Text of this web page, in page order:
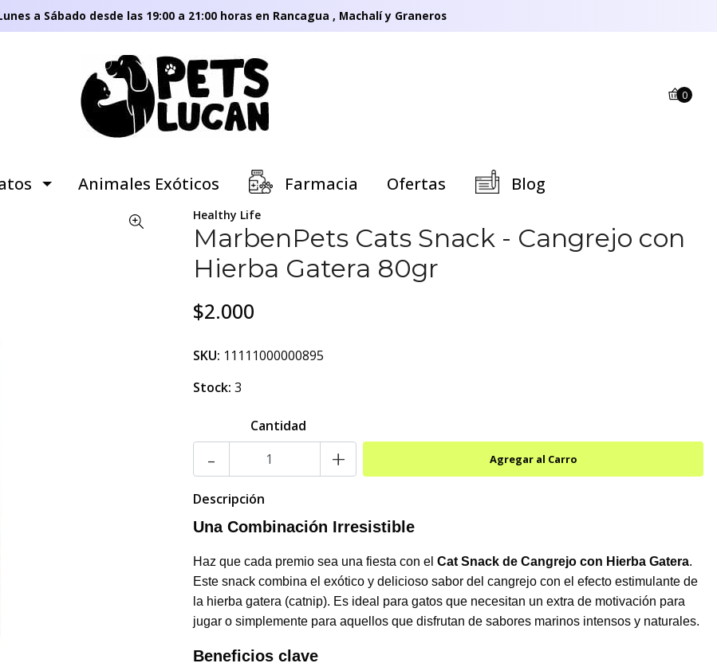
a Sábado desde las 19:00 a 21:00 horas en Rancagua , Machalí y Graneros
0
Animales Exóticos Farmacia Ofertas Blog
Healthy Life
MarbenPets Cats Snack - Cangrejo con
Hierba Gatera 80gr
$2.000
SKU: 11111000000895
Stock: 3
Cantidad
- +
Descripción
Una Combinación Irresistible
Haz que cada premio sea una fiesta con el Cat Snack de Cangrejo con Hierba Gatera.
Este snack combina el exótico y delicioso sabor del cangrejo con el efecto estimulante de
la hierba gatera (catnip). Es ideal para gatos que necesitan un extra de motivación para
jugar o simplemente para aquellos que disfrutan de sabores marinos intensos y naturales.
Beneficios clave